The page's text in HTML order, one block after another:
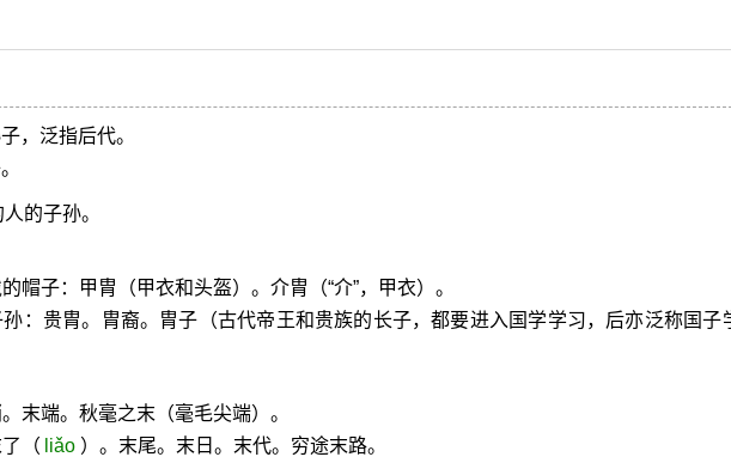
，泛指后代。
的子孙。
帽子：甲胄（甲衣和头盔）。介胄（“介”，甲衣）。
：贵胄。胄裔。胄子（古代帝王和贵族的长子，都要进入国学学习，后亦泛称国子
末端。秋毫之末（毫毛尖端）。
（ liǎo ）。末尾。末日。末代。穷途末路。